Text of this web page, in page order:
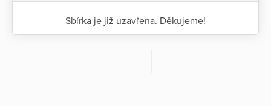
Sbírka je již uzavřena. Děkujeme!